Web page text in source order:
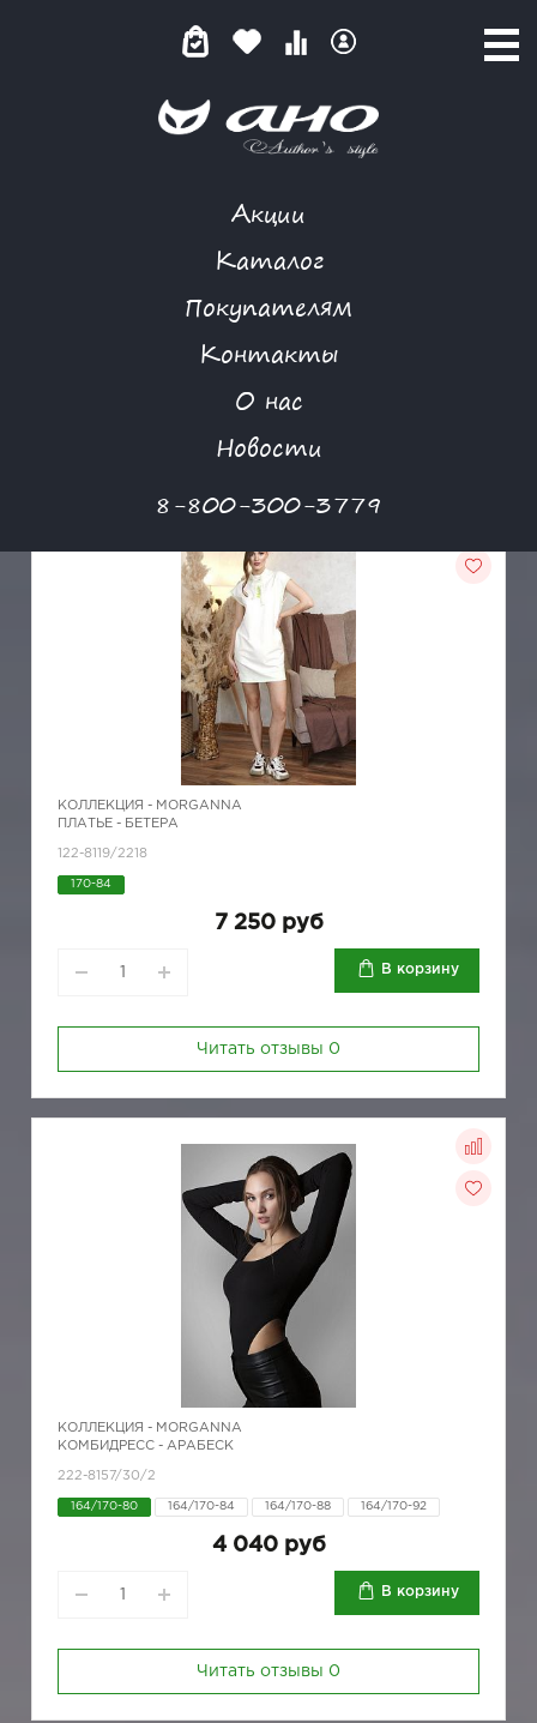
Акции
Каталог
Покупателям
Контакты
О нас
Новости
8-800-300-3779
MORGANNA
КОЛЛЕКЦИЯ - MORGANNA
ПЛАТЬЕ - БЕТЕРА
122-8119/2218
170-84
7 250 руб
В корзину
Читать отзывы 0
КОЛЛЕКЦИЯ - MORGANNA
КОМБИДРЕСС - АРАБЕСК
222-8157/30/2
164/170-80 164/170-84 164/170-88 164/170-92
4 040 руб
В корзину
Читать отзывы 0